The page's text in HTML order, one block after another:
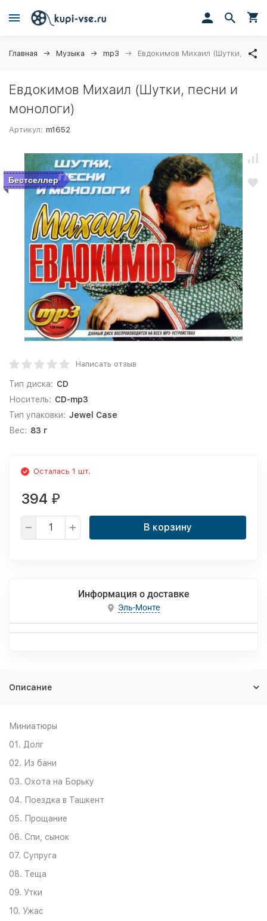
Главная Музыка mp3 Евдокимов Михаил (Шутки,
Евдокимов Михаил (Шутки, песни и
монологи)
Артикул: m1652
Бестселлер
Написать отзыв
Тип диска: CD
Носитель: CD-mp3
Тип упаковки: Jewel Case
Вес: 83 г
Осталась 1 шт.
394 ₽
В корзину
Информация о доставке
Эль-Монте
Описание
Миниатюры
01. Долг
02. Из бани
03. Охота на Борьку
04. Поездка в Ташкент
05. Прощание
06. Спи, сынок
07. Супруга
08. Теща
09. Утки
10. Ужас